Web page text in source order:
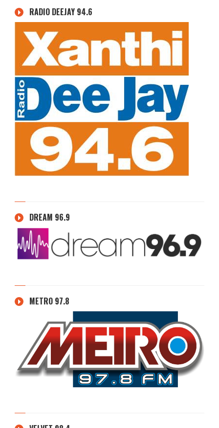
RADIO DEEJAY 94.6
DREAM 96.9
METRO 97.8